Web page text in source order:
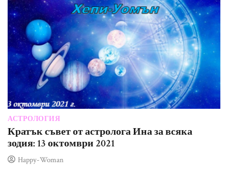
АСТРОЛОГИЯ
Кратък съвет от астролога Ина за всяка
зодия: 13 октомври 2021
Happy-Woman